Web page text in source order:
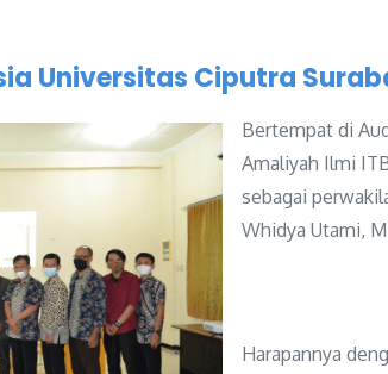
Universitas Ciputra
Bertempat di
Amaliyah Ilmi
sebagai
Whidya Utami,
Harapannya